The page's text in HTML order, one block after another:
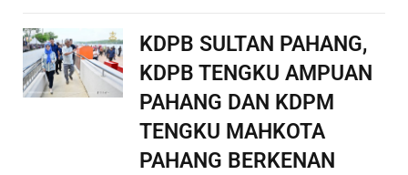
KDPB SULTAN PAHANG,
KDPB TENGKU AMPUAN
PAHANG DAN KDPM
TENGKU MAHKOTA
PAHANG BERKENAN